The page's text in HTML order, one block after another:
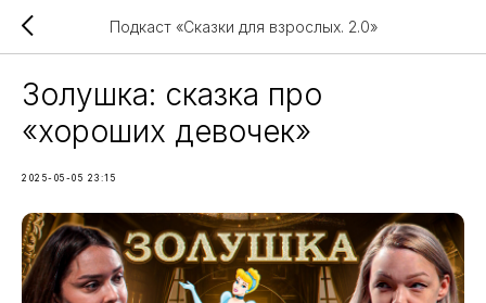
Подкаст «Сказки для взрослых. 2.0»
Золушка: сказка про
«хороших девочек»
2025-05-05 23:15